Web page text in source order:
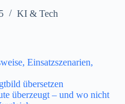
KI & Tech
Einsatzszenarien,
übersetzen
überzeugt – und wo nicht